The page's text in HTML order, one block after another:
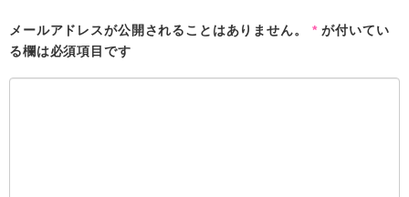
メールアドレスが公開されることはありません。 *が付いてい
る欄は必須項目です